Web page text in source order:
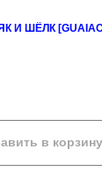
И ШЁЛК [GUAIAC
в корзину